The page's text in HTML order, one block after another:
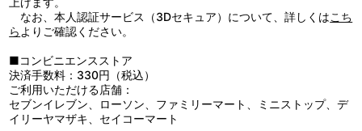
なお、本人認証サービス（3Dセキュア）について、詳しくはこち
ら よりご確認ください。
■コンビニエンスストア
決済手数料：330円（税込）
ご利用いただける店舗：
セブンイレブン、ローソン、ファミリーマート、ミニストップ、デ
イリーヤマザキ、セイコーマート